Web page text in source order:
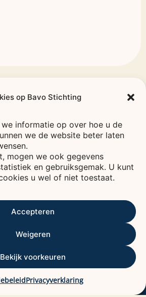
op Bavo Stichting
informatie op over hoe u de
we de website beter laten
mogen we ook gegevens
en gebruiksgemak. U kunt
u wel of niet toestaat.
Accepteren
Weigeren
Bekijk voorkeuren
Privacyverklaring
BESTUUR
Stichting
—
verbinding, plezier en zorg.
een fonds waarvan het
ouderen, voornamelijk in
NUT BEOGENDE INSTELLING